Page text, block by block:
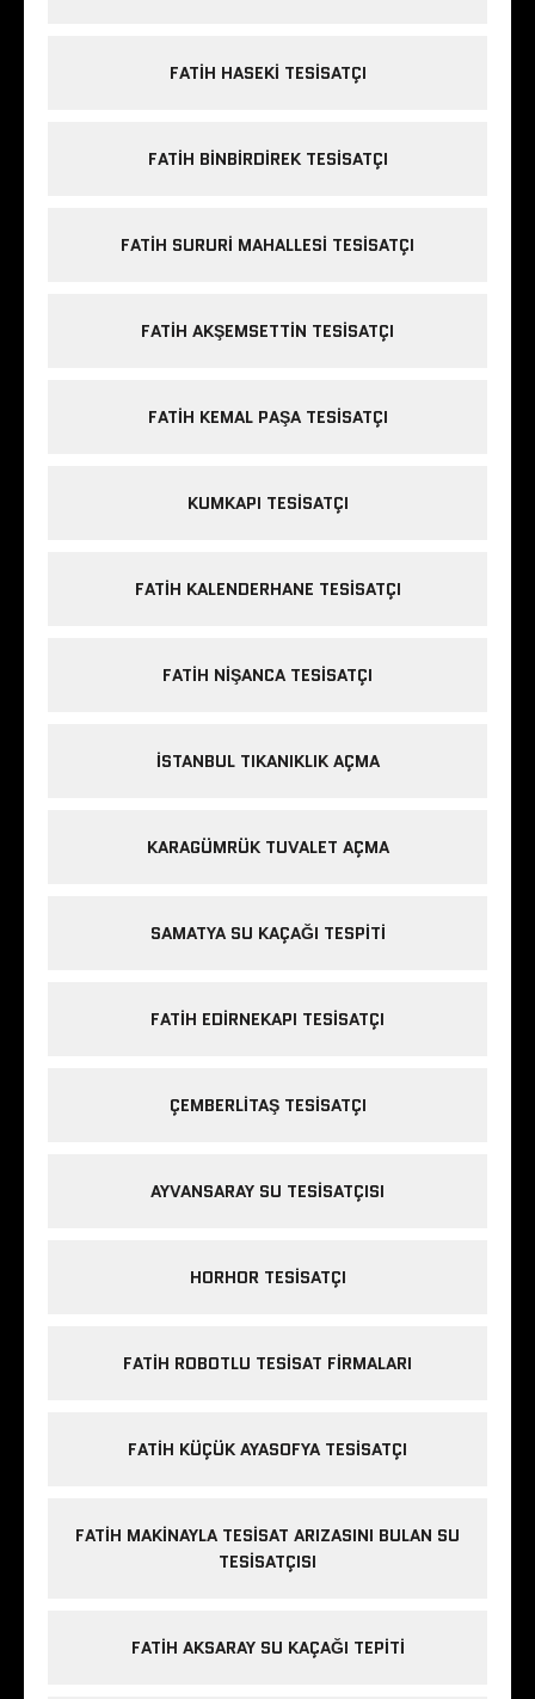
FATIH HASEKI TESISATÇI
FATIH BINBIRDIREK TESISATÇI
FATIH SURURI MAHALLESI TESISATÇI
FATIH AKŞEMSETTIN TESISATÇI
FATIH KEMAL PAŞA TESISATÇI
KUMKAPI TESISATÇI
FATIH KALENDERHANE TESISATÇI
FATIH NIŞANCA TESISATÇI
ISTANBUL TIKANIKLIK AÇMA
KARAGÜMRÜK TUVALET AÇMA
SAMATYA SU KAÇAĞI TESPITI
FATIH EDIRNEKAPI TESISATÇI
ÇEMBERLITAŞ TESISATÇI
AYVANSARAY SU TESISATÇISI
HORHOR TESISATÇI
FATIH ROBOTLU TESISAT FIRMALARI
FATIH KÜÇÜK AYASOFYA TESISATÇI
FATIH MAKINAYLA TESISAT ARIZASINI BULAN SU
TESISATÇISI
FATIH AKSARAY SU KAÇAĞI TEPITI